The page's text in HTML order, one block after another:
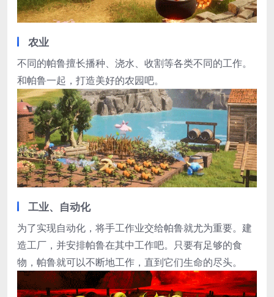
农业
不同的帕鲁擅长播种、浇水、收割等各类不同的工作。
和帕鲁一起，打造美好的农园吧。
工业、自动化
为了实现自动化，将手工作业交给帕鲁就尤为重要。建
造工厂，并安排帕鲁在其中工作吧。只要有足够的食
物，帕鲁就可以不断地工作，直到它们生命的尽头。